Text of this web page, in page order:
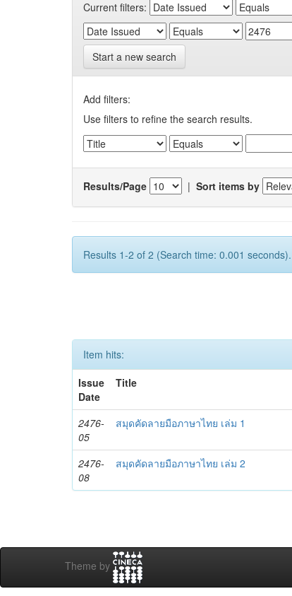
Current filters:
Start a new search
Add filters:
Use filters to refine the search results.
Results/Page | Sort items by
Results 1-2 of 2 (Search time: 0.001 seconds).
Item hits:
Issue
Date
Title
2476-
05
สมุดคัดลายมือภาษาไทย เล่ม 1
2476-
08
สมุดคัดลายมือภาษาไทย เล่ม 2
Theme by